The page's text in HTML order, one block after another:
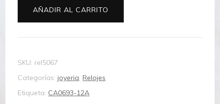
Drive
caballero
AÑADIR AL CARRITO
SKU: rel5067
Categorías:joyeria,Relojes
Etiqueta: CA0693-12A